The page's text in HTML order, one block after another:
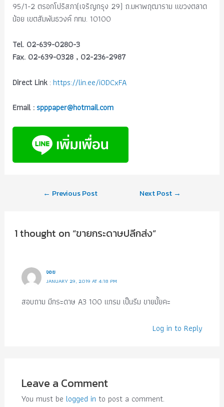
95/1-2 ตรอกโปริสภา(เจริญกรุง 29) ถ.มหาพฤฒาราม แขวงตลาด
น้อย เขตสัมพันธวงค์ กทม. 10100
Tel. 02-639-0280-3
Fax. 02-639-0328 , 02-236-2987
Direct Link: https://lin.ee/i0DCxFA
Email : spppaper@hotmail.com
← Previous Post Next Post →
1 thought on “ขายกระดาษปลีกส่ง”
จอย
JANUARY 29, 2019 AT 4:18 PM
สอบถาม มีกระดาษ A3 100 แกรม เป็นรีม ขายมั้ยคะ
Log in to Reply
Leave a Comment
You must be logged in to post a comment.